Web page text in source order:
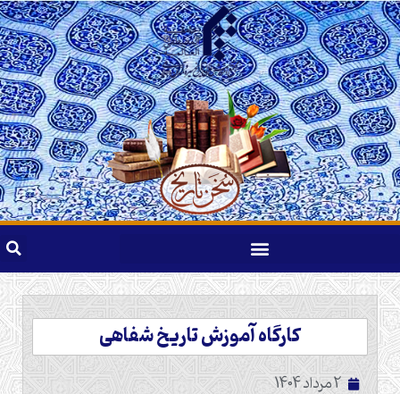
کارگاه آموزش تاریخ شفاهی
2 مرداد 1404